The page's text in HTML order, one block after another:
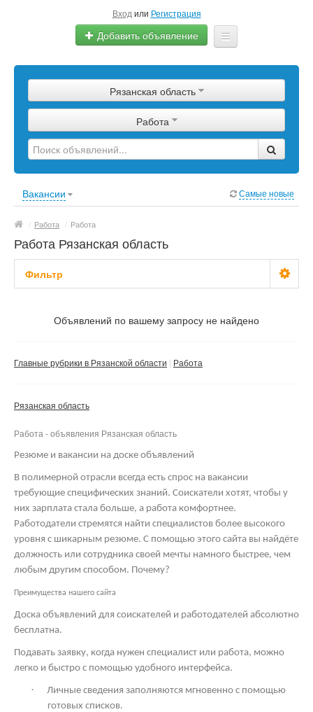
Вход или Регистрация
Добавить объявление
Сырье
Изделия
Оборудование
Рязанская область
Работа
Вакансии Самые новые
/ Работа / Работа
Работа Рязанская область
Фильтр
Не важноОбъявлений по вашему запросу не найдено
Главные рубрики в Рязанской области Работа
Рязанская область
Работа - объявления Рязанская область
Резюме и вакансии на доске объявлений
В полимерной отрасли всегда есть спрос на вакансии
требующие специфических знаний. Соискатели хотят, чтобы у
них зарплата стала больше, а работа комфортнее.
Работодатели стремятся найти специалистов более высокого
уровня с шикарным резюме. С помощью этого сайта вы найдёте
должность или сотрудника своей мечты намного быстрее, чем
любым другим способом. Почему?
Преимущества нашего сайта
Доска объявлений для соискателей и работодателей абсолютно
бесплатна.
Подавать заявку, когда нужен специалист или работа, можно
легко и быстро с помощью удобного интерфейса.
·
Личные сведения заполняются мгновенно с помощью
готовых списков.